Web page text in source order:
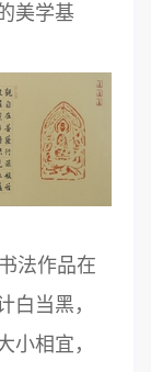
美学基
法作品在
白当黑，
小相宜，